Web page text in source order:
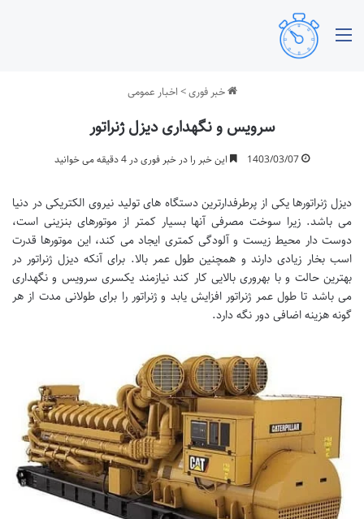
خبر فوری> اخبار عمومی
سرویس و نگهداری دیزل ژنراتور
1403/03/07 این خبر را در خبر فوری در 4 دقیقه می خوانید
دیزل ژنراتورها یکی از پرطرفدارترین دستگاه های تولید نیروی الکتریکی در دنیا
می باشد. زیرا سوخت مصرفی آنها بسیار کمتر از موتورهای بنزینی است،
دوست دار محیط زیست و آلودگی کمتری ایجاد می کند، این موتورها قدرت
اسب بخار زیادی دارند و همچنین طول عمر بالا. برای آنکه دیزل ژنراتور در
بهترین حالت و با بهروری بالایی کار کند نیازمند یکسری سرویس و نگهداری
می باشد تا طول عمر ژنراتور افزایش یابد و ژنراتور را برای طولانی مدت از هر
گونه هزینه اضافی دور نگه دارد.